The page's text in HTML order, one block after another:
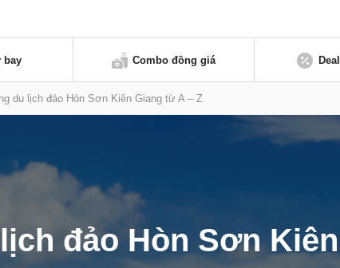
bay Combo đồng giá
du lịch đảo Hòn Sơn Kiên Giang từ A – Z
đảo Hòn Sơn